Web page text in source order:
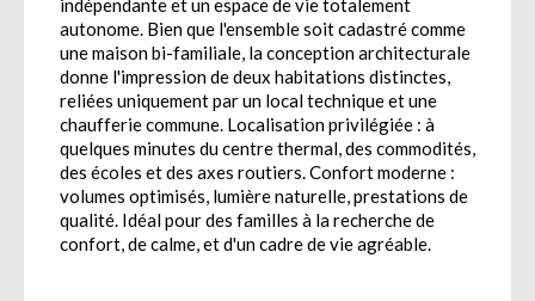
indépendante et un espace de vie totalement
autonome. Bien que l'ensemble soit cadastré comme
une maison bi-familiale, la conception architecturale
donne l'impression de deux habitations distinctes,
reliées uniquement par un local technique et une
chaufferie commune. Localisation privilégiée : à
quelques minutes du centre thermal, des commodités,
des écoles et des axes routiers. Confort moderne :
volumes optimisés, lumière naturelle, prestations de
qualité. Idéal pour des familles à la recherche de
confort, de calme, et d'un cadre de vie agréable.